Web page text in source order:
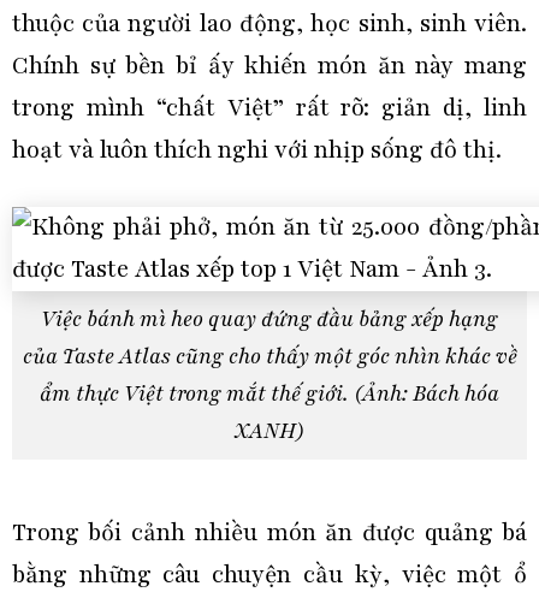
thuộc của người lao động, học sinh, sinh viên.
Chính sự bền bỉ ấy khiến món ăn này mang
trong mình “chất Việt” rất rõ: giản dị, linh
hoạt và luôn thích nghi với nhịp sống đô thị.
Việc bánh mì heo quay đứng đầu bảng xếp hạng
của Taste Atlas cũng cho thấy một góc nhìn khác về
ẩm thực Việt trong mắt thế giới. (Ảnh: Bách hóa
XANH)
Trong bối cảnh nhiều món ăn được quảng bá
bằng những câu chuyện cầu kỳ, việc một ổ